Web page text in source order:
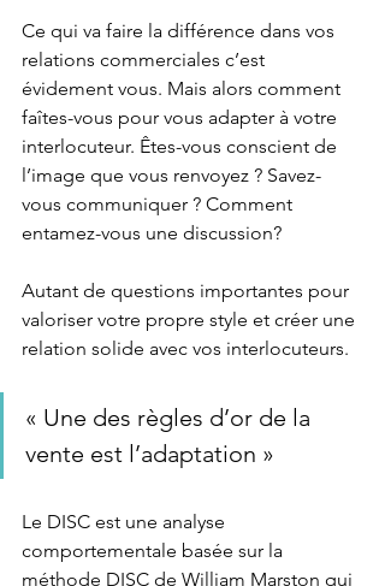
Ce qui va faire la différence dans vos
relations commerciales c’est
évidement vous. Mais alors comment
faîtes-vous pour vous adapter à votre
interlocuteur. Êtes-vous conscient de
l’image que vous renvoyez ? Savez-
vous communiquer ? Comment
entamez-vous une discussion?
Autant de questions importantes pour
valoriser votre propre style et créer une
relation solide avec vos interlocuteurs.
« Une des règles d’or de la
vente est l’adaptation »
Le DISC est une analyse
comportementale basée sur la
méthode DISC de William Marston qui